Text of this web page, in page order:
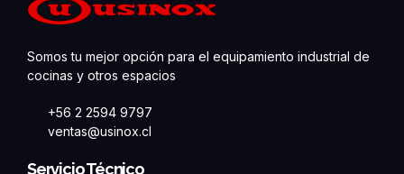
Somos tu mejor opción para el equipamiento industrial de
cocinas y otros espacios
+56 2 2594 9797
ventas@usinox.cl
Servicio Técnico